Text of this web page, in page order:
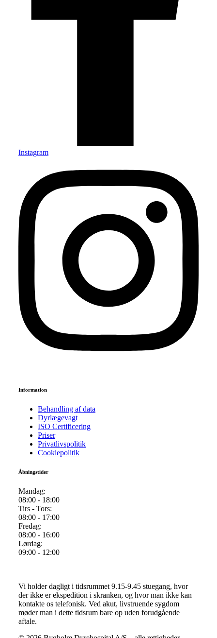
Instagram
Information
Behandling af data
Dyrlægevagt
ISO Certificering​
Priser
Privatlivspolitik
Cookiepolitik
Åbningstider
Mandag:
08:00 - 18:00
Tirs - Tors:
08:00 - 17:00
Fredag:
08:00 - 16:00
Lørdag:
09:00 - 12:00
Vi holder dagligt i tidsrummet 9.15-9.45 stuegang, hvor
der ikke er ekspedition i skranken, og hvor man ikke kan
kontakte os telefonisk. Ved akut, livstruende sygdom
møder man i dette tidsrum bare op uden forudgående
aftale.